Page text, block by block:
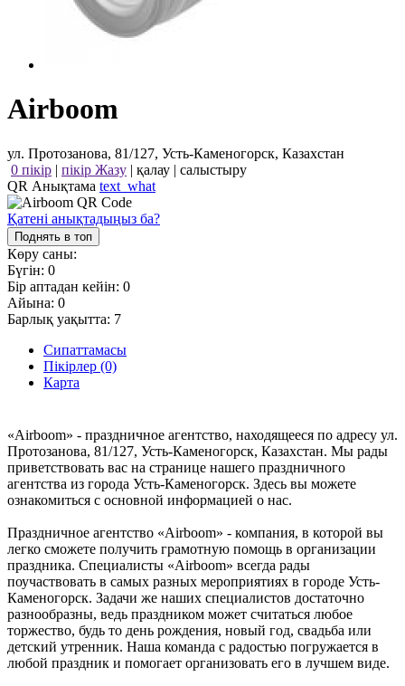
Airboom
ул. Протозанова, 81/127, Усть-Каменогорск, Казахстан
0 пікір | пікір Жазу | қалау | салыстыру
QR Анықтама text_what
Қатені анықтадыңыз ба?
Поднять в топ
Көру саны:
Бүгін: 0
Бір аптадан кейін: 0
Айына: 0
Барлық уақытта: 7
Сипаттамасы
Пікірлер (0)
Карта
«Airboom» - праздничное агентство, находящееся по адресу ул.
Протозанова, 81/127, Усть-Каменогорск, Казахстан. Мы рады
приветствовать вас на странице нашего праздничного
агентства из города Усть-Каменогорск. Здесь вы можете
ознакомиться с основной информацией о нас.
Праздничное агентство «Airboom» - компания, в которой вы
легко сможете получить грамотную помощь в организации
праздника. Специалисты «Airboom» всегда рады
поучаствовать в самых разных мероприятиях в городе Усть-
Каменогорск. Задачи же наших специалистов достаточно
разнообразны, ведь праздником может считаться любое
торжество, будь то день рождения, новый год, свадьба или
детский утренник. Наша команда с радостью погружается в
любой праздник и помогает организовать его в лучшем виде.